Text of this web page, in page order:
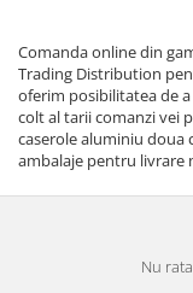
Comanda online din
Trading Distribution
oferim posibilitatea de
colt al tarii comanzi vei
caserole aluminiu doua
ambalaje pentru livrare
Nu